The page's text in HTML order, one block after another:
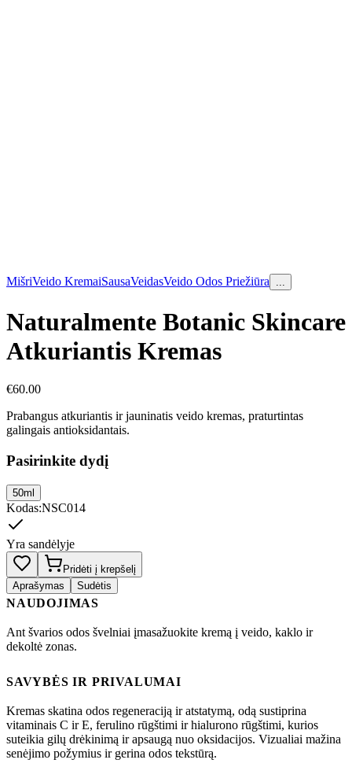
MišriVeido KremaiSausaVeidasVeido Odos Priežiūra ...
Naturalmente Botanic Skincare
Atkuriantis Kremas
€60.00
Prabangus atkuriantis ir jauninatis veido kremas, praturtintas
galingais antioksidantais.
Pasirinkite dydį
50ml
Kodas:NSC014
Yra sandėlyje
Pridėti į krepšelį
Aprašymas
Sudėtis
NAUDOJIMAS
Ant švarios odos švelniai įmasažuokite kremą į veido, kaklo ir
dekoltė zonas.
SAVYBĖS IR PRIVALUMAI
Kremas skatina odos regeneraciją ir atstatymą, odą sustiprina
vitaminais C ir E, ferulino rūgštimi ir hialurono rūgštimi, kurios
suteikia gilų drėkinimą ir apsaugą nuo oksidacijos. Vizualiai mažina
senėjimo požymius ir gerina odos tekstūrą.